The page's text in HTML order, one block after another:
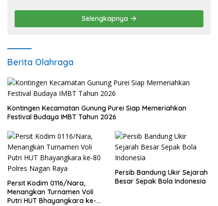
Selengkapnya
Berita Olahraga
Kontingen Kecamatan Gunung Purei Siap Memeriahkan
Festival Budaya IMBT Tahun 2026
Persit Kodim 0116/Nara,
Menangkan Turnamen Voli
Putri HUT Bhayangkara ke-
Persib Bandung Ukir Sejarah
Besar Sepak Bola Indonesia